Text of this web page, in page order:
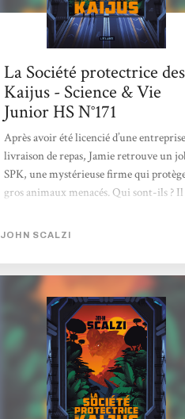
La Société protectrice des
Kaijus - Science & Vie
Junior HS N°171
Après avoir été licencié d’une
livraison de repas, Jamie retrouve un
SPK, une mystérieuse firme qui
gros animaux menacés. Qui sont-ils ? Il
même temps que trois autres nouveaux
respectivement biologiste, physicien et
chimiste. Leur rôle sera d’étudier
l’écosystème d’une Terre parallèle, où
vivent… des kaijus. Et de les protéger
les intérêts d’humains peu scrupuleux
réalité,...
JOHN SCALZI